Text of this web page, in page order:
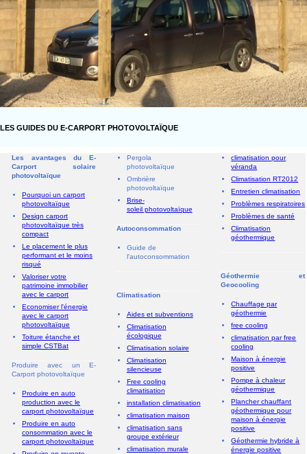
LES GUIDES DU E-CARPORT PHOTOVOLTAÏQUE
Les avantages du E-
Carport solaire
photovoltaïque
Pourquoi un carport
photovoltaïque
Design carport
photovoltaïque très
compact
Le placement le plus
performant et le moins
risqué
Valoriser votre
patrimoine immobilier
avec le carport
Economiser l'énergie
avec le carport
photovoltaïque
Toiture étanche et
simple CSTBat
Produire avec un E-
Carport photovoltaïque
Produire en auto
production avec le
carport photovoltaïque
Produire en auto
consommation avec le
carport photovoltaïque
Pergola
photovoltaïque
Ombrière
photovoltaïque
Brise-
soleil photovoltaïque
Autoconsommation
Guide de
l'autoconsommation
Climatisation
Aides et subventions
Climatisation
écologique
Climatisation solaire
Climatisation
silencieuse
Free cooling
climatisation
installation climatisation
climatisation maison
climatisation sans
groupe extérieur
climatisation murale
climatisation pour
véranda
Climatisation RT2012
Entretien climatisation
Problèmes respiratoires
Problèmes de santé
Climatisation
géothermique
Géothermie et
Geocooling
Chauffage par
géothermie
free cooling
climatisation par free
cooling
Maison à énergie
positive
Pompe à chaleur
géothermique
Plancher chauffant
géothermique pour
maison à énergie
positive
Géothermie hybride à
énergie positive